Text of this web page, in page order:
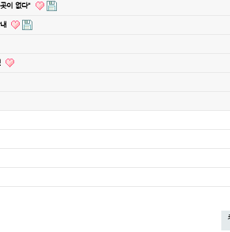
이 없다"